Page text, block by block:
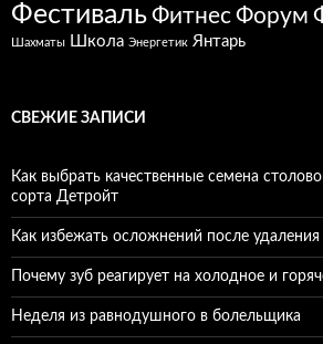
ФестивальФитнесФорум
Шахматы Школа Энергетик Янтарь
СВЕЖИЕ ЗАПИСИ
Как выбрать качественные семена
сорта Детройт
Как избежать осложнений после удаления
Почему зуб реагирует на холодное и
Неделя из равнодушного в болельщика